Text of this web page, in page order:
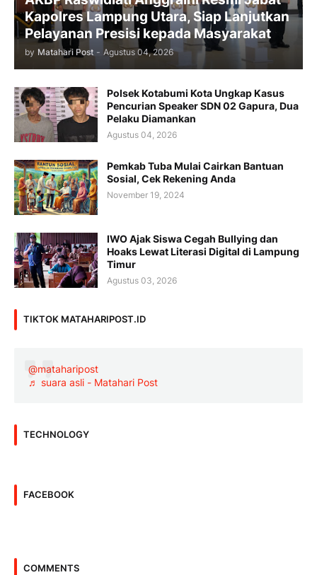
Kapolres Lampung Utara, Siap Lanjutkan
Pelayanan Presisi kepada Masyarakat
by Matahari Post - Agustus 04, 2026
Polsek Kotabumi Kota Ungkap Kasus
Pencurian Speaker SDN 02 Gapura, Dua
Pelaku Diamankan
Agustus 04, 2026
Pemkab Tuba Mulai Cairkan Bantuan
Sosial, Cek Rekening Anda
November 19, 2024
IWO Ajak Siswa Cegah Bullying dan
Hoaks Lewat Literasi Digital di Lampung
Timur
Agustus 03, 2026
TIKTOK MATAHARIPOST.ID
@mataharipost
♬ suara asli - Matahari Post
TECHNOLOGY
FACEBOOK
COMMENTS